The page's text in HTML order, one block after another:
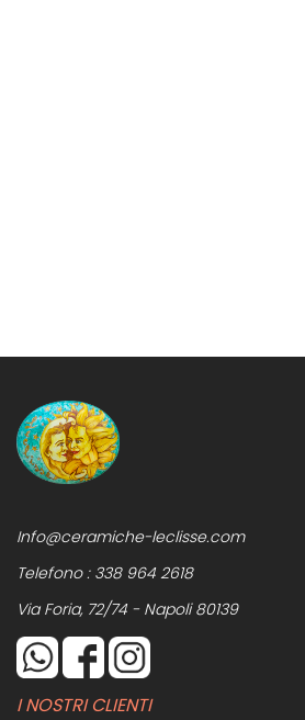
Info@ceramiche-leclisse.com
Telefono : 338 964 2618
Via Foria, 72/74 - Napoli 80139
I NOSTRI CLIENTI